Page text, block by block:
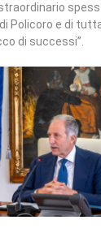
Policoro e di
di successi”.